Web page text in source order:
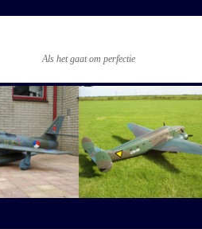
Als het gaat om perfectie